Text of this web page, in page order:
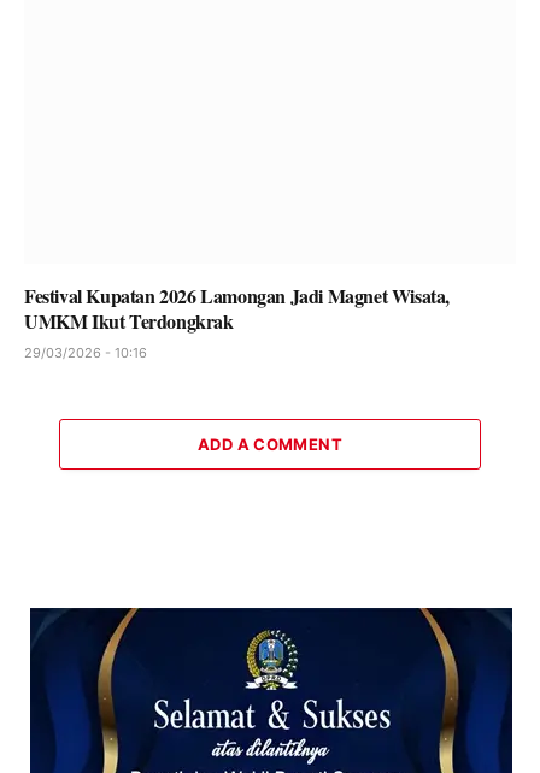
Festival Kupatan 2026 Lamongan Jadi Magnet Wisata,
UMKM Ikut Terdongkrak
29/03/2026 - 10:16
ADD A COMMENT